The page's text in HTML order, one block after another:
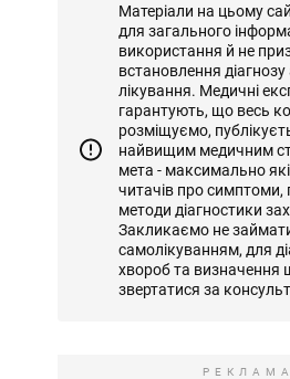
Матеріали на цьому
для загального
використання й не
встановлення
лікування. Медичні
гарантують, що весь
розміщуємо,
найвищим медичним
мета - максимально
читачів про симптоми,
методи діагностики
Закликаємо не
самолікуванням, для
хвороб та визначення
звертатися за
РЕКЛАМА